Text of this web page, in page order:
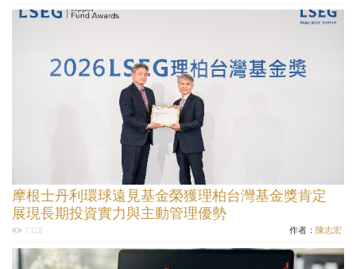
摩根士丹利環球遠見基金榮獲理柏台灣基金獎肯定
展現長期投資實力與主動管理優勢
7,128 作者： 陳志宏